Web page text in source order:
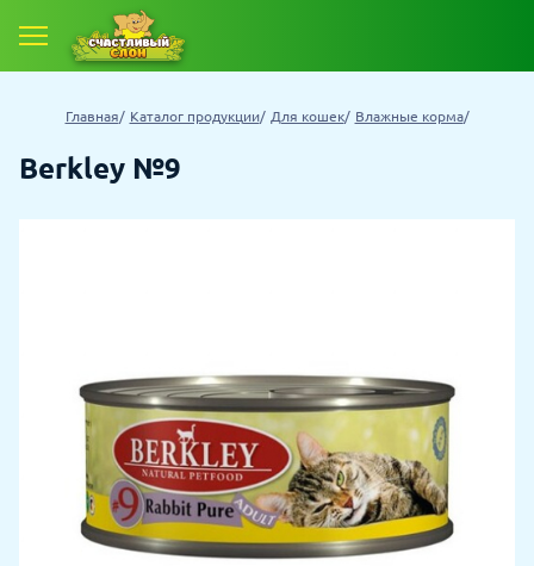
Главная Каталог продукции Для кошек Влажные корма
Berkley №9